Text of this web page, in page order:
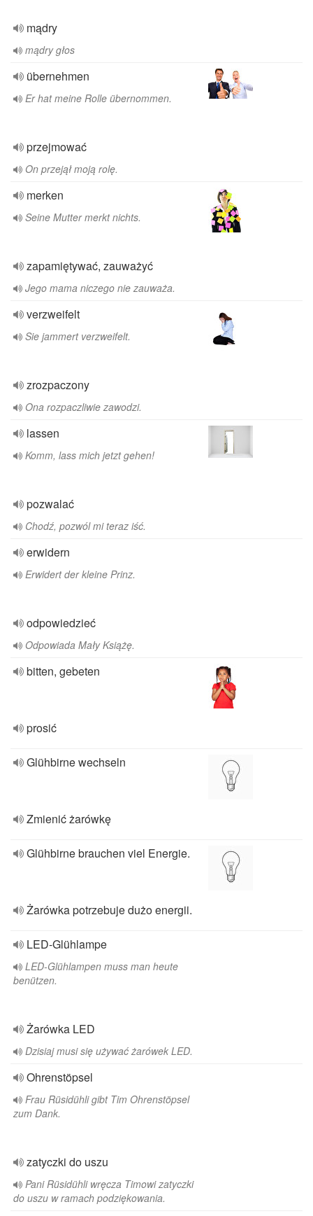
mądry
mądry głos
übernehmen
Er hat meine Rolle übernommen.
przejmować
On przejął moją rolę.
merken
Seine Mutter merkt nichts.
zapamiętywać, zauważyć
Jego mama niczego nie zauważa.
verzweifelt
Sie jammert verzweifelt.
zrozpaczony
Ona rozpaczliwie zawodzi.
lassen
Komm, lass mich jetzt gehen!
pozwalać
Chodź, pozwól mi teraz iść.
erwidern
Erwidert der kleine Prinz.
odpowiedzieć
Odpowiada Mały Książę.
bitten, gebeten
prosić
Glühbirne wechseln
Zmienić żarówkę
Glühbirne brauchen viel Energie.
Żarówka potrzebuje dużo energii.
LED-Glühlampe
LED-Glühlampen muss man heute
benützen.
Żarówka LED
Dzisiaj musi się używać żarówek LED.
Ohrenstöpsel
Frau Rüsidühli gibt Tim Ohrenstöpsel
zum Dank.
zatyczki do uszu
Pani Rüsidühli wręcza Timowi zatyczki
do uszu w ramach podziękowania.